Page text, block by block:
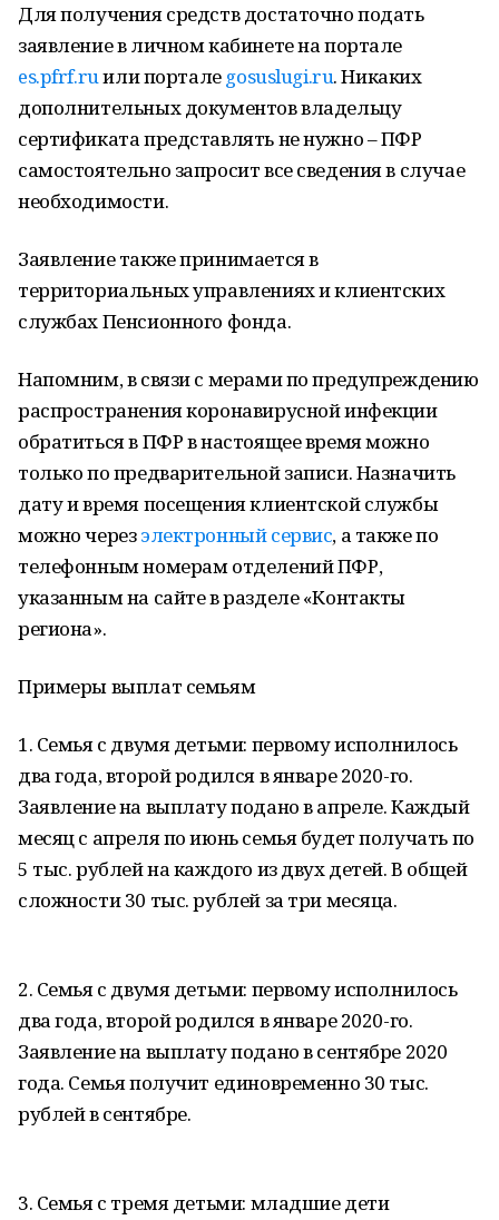
Для получения средств достаточно подать
заявление в личном кабинете на портале
es.pfrf.ruили портале gosuslugi.ru. Никаких
дополнительных документов владельцу
сертификата представлять не нужно – ПФР
самостоятельно запросит все сведения в случае
необходимости.
Заявление также принимается в
территориальных управлениях и клиентских
службах Пенсионного фонда.
Напомним, в связи с мерами по предупреждению
распространения коронавирусной инфекции
обратиться в ПФР в настоящее время можно
только по предварительной записи. Назначить
дату и время посещения клиентской службы
можно черезэлектронный сервис, а также по
телефонным номерам отделений ПФР,
указанным на сайте в разделе «Контакты
региона».
Примеры выплат семьям
1. Семья с двумя детьми: первому исполнилось
два года, второй родился в январе 2020-го.
Заявление на выплату подано в апреле. Каждый
месяц с апреля по июнь семья будет получать по
5 тыс. рублей на каждого из двух детей. В общей
сложности 30 тыс. рублей за три месяца.
2. Семья с двумя детьми: первому исполнилось
два года, второй родился в январе 2020-го.
Заявление на выплату подано в сентябре 2020
года. Семья получит единовременно 30 тыс.
рублей в сентябре.
3. Семья с тремя детьми: младшие дети